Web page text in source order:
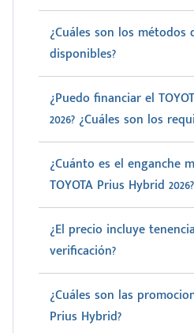
¿Cuáles son los métodos
disponibles?
¿Puedo financiar el
2026? ¿Cuáles son los
¿Cuánto es el enganche
TOYOTA Prius Hybrid 2026?
¿El precio incluye
verificación?
¿Cuáles son las
Prius Hybrid?